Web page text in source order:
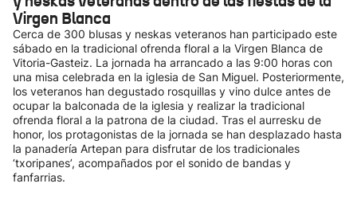
Virgen Blanca
Cerca de 300 blusas y neskas veteranos han participado este
sábado en la tradicional ofrenda floral a la Virgen Blanca de
Vitoria-Gasteiz. La jornada ha arrancado a las 9:00 horas con
una misa celebrada en la iglesia de San Miguel. Posteriormente,
los veteranos han degustado rosquillas y vino dulce antes de
ocupar la balconada de la iglesia y realizar la tradicional
ofrenda floral a la patrona de la ciudad. Tras el aurresku de
honor, los protagonistas de la jornada se han desplazado hasta
la panadería Artepan para disfrutar de los tradicionales
‘txoripanes’, acompañados por el sonido de bandas y
fanfarrias.